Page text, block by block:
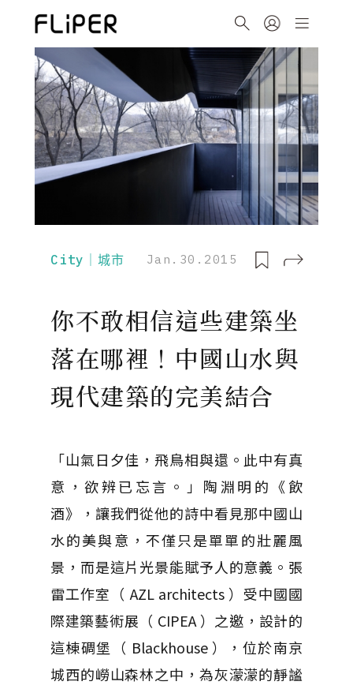
City｜城市 Jan.30.2015
你不敢相信這些建築坐
落在哪裡！中國山水與
現代建築的完美結合
「山氣日夕佳，飛鳥相與還。此中有真
意，欲辨已忘言。」陶淵明的《飲
酒》，讓我們從他的詩中看見那中國山
水的美與意，不僅只是單單的壯麗風
景，而是這片光景能賦予人的意義。張
雷工作室（ AZL architects ）受中國國
際建築藝術展（ CIPEA ）之邀，設計的
這棟碉堡（ Blackhouse ），位於南京
城西的嶗山森林之中，為灰濛濛的靜謐